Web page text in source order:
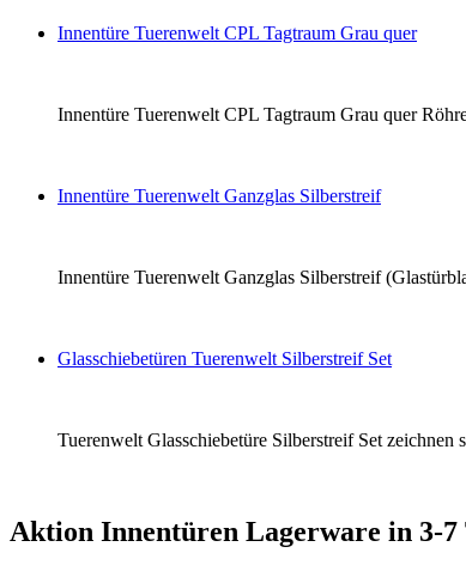
Innentüre Tuerenwelt CPL Tagtraum Grau quer
Innentüre Tuerenwelt CPL Tagtraum Grau quer
Innentüre Tuerenwelt Ganzglas Silberstreif
Innentüre Tuerenwelt Ganzglas Silberstreif
Glasschiebetüren Tuerenwelt Silberstreif Set
Tuerenwelt Glasschiebetüre Silberstreif Set
Aktion Innentüren Lagerware in 3-7